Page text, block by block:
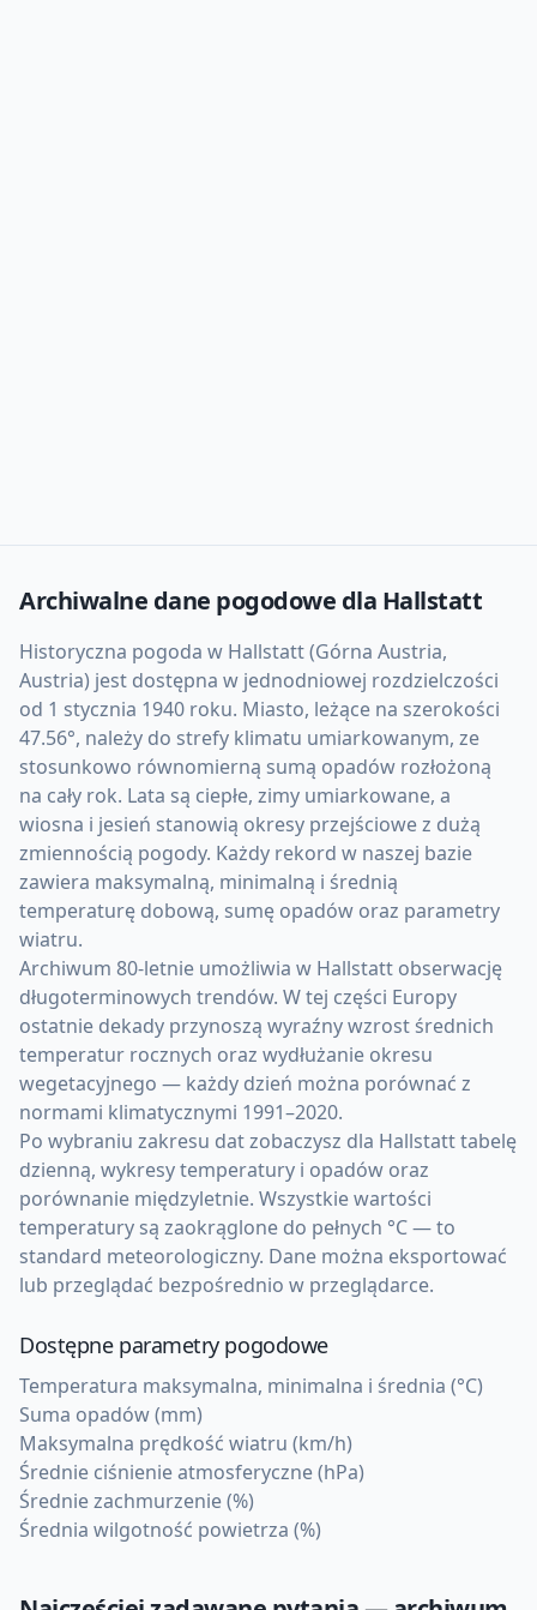
Archiwalne dane pogodowe dla Hallstatt
Historyczna pogoda w Hallstatt (Górna Austria,
Austria) jest dostępna w jednodniowej rozdzielczości
od 1 stycznia 1940 roku. Miasto, leżące na szerokości
47.56°, należy do strefy klimatu umiarkowanym, ze
stosunkowo równomierną sumą opadów rozłożoną
na cały rok. Lata są ciepłe, zimy umiarkowane, a
wiosna i jesień stanowią okresy przejściowe z dużą
zmiennością pogody. Każdy rekord w naszej bazie
zawiera maksymalną, minimalną i średnią
temperaturę dobową, sumę opadów oraz parametry
wiatru.
Archiwum 80-letnie umożliwia w Hallstatt obserwację
długoterminowych trendów. W tej części Europy
ostatnie dekady przynoszą wyraźny wzrost średnich
temperatur rocznych oraz wydłużanie okresu
wegetacyjnego — każdy dzień można porównać z
normami klimatycznymi 1991–2020.
Po wybraniu zakresu dat zobaczysz dla Hallstatt tabelę
dzienną, wykresy temperatury i opadów oraz
porównanie międzyletnie. Wszystkie wartości
temperatury są zaokrąglone do pełnych °C — to
standard meteorologiczny. Dane można eksportować
lub przeglądać bezpośrednio w przeglądarce.
Dostępne parametry pogodowe
Temperatura maksymalna, minimalna i średnia (°C)
Suma opadów (mm)
Maksymalna prędkość wiatru (km/h)
Średnie ciśnienie atmosferyczne (hPa)
Średnie zachmurzenie (%)
Średnia wilgotność powietrza (%)